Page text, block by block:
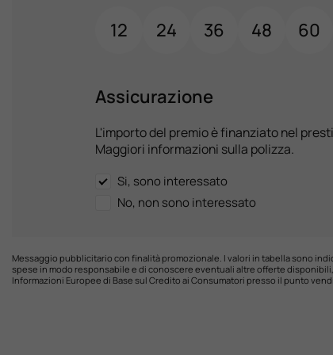
12 24 36 48 60
Assicurazione
L'importo del premio è finanziato nel
Maggiori informazioni sulla polizza.
Si, sono interessato
No, non sono interessato
Messaggio pubblicitario con finalità promozionale. I valori in tabella sono
spese in modo responsabile e di conoscere eventuali altre offerte
Informazioni Europee di Base sul Credito ai Consumatori presso il punto